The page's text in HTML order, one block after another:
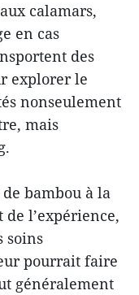
calamars,
en cas
des
explorer le
nonseulement
mais
bambou à la
l’expérience,
soins
pourrait faire
généralement